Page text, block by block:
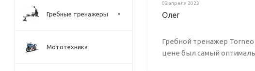
Гребные тренажеры
Мототехника
02 апреля 2023
Олег
Гребной тренажер Torneo
цене был самый